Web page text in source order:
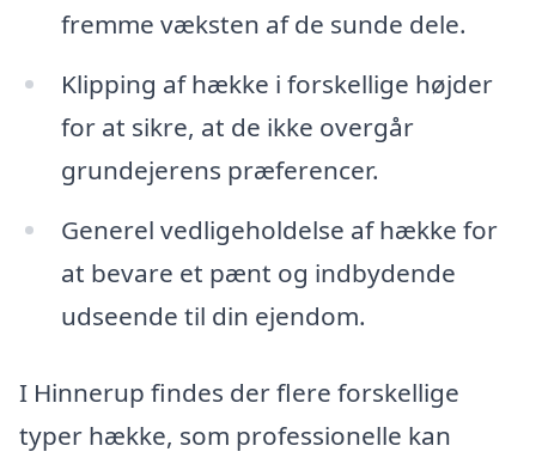
fremme væksten af de sunde dele.
Klipping af hække i forskellige højder
for at sikre, at de ikke overgår
grundejerens præferencer.
Generel vedligeholdelse af hække for
at bevare et pænt og indbydende
udseende til din ejendom.
I Hinnerup findes der flere forskellige
typer hække, som professionelle kan